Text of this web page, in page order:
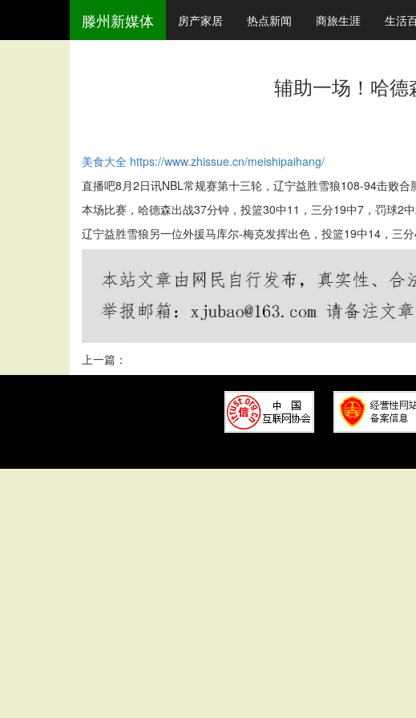
滕州新媒体 房产家居 热点新闻 商旅生涯 生活
辅助一场！哈德
美食大全 https://www.zhissue.cn/meishipaihang/
直播吧8月2日讯NBL常规赛第十三轮，辽宁益胜雪狼108-94击败合
本场比赛，哈德森出战37分钟，投篮30中11，三分19中7，罚球2
辽宁益胜雪狼另一位外援马库尔-梅克发挥出色，投篮19中14，三
上一篇：